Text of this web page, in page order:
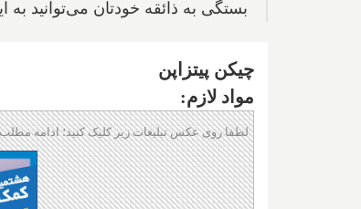
بستگی به ذائقه خودتان می‌توانید
چیکن پیتزاپن
مواد لازم:
لطفا روی عکس تبلیغات زیر کلیک کنید؛ ادامه